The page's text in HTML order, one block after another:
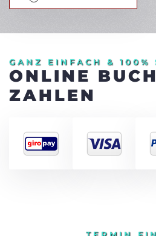
GANZ EINFACH & 100%
ONLINE
ZAHLEN